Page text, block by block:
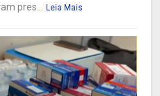
pres...
Leia Mais